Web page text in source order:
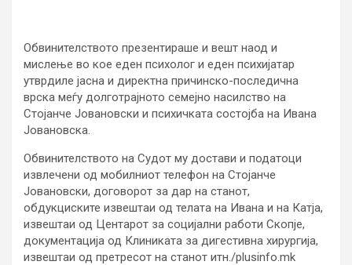
Обвинителството презентираше и вешт наод и
мислење во кое еден психолог и еден психијатар
утврдиле јасна и директна причинско-последична
врска меѓу долготрајното семејно насилство на
Стојанче Јовановски и психичката состојба на Ивана
Јовановска.
Обвинителството на Судот му достави и податоци
извлечени од мобилниот телефон на Стојанче
Јовановски, договорот за дар на станот,
обдукциските извештаи од телата на Ивана и на Катја,
извештаи од Центарот за социјални работи Скопје,
документација од Клиниката за дигестивна хирургија,
извештаи од претресот на станот итн./plusinfo.mk